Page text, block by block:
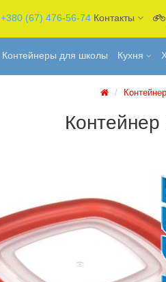
+380 (67) 476-56-74 Контакты
Контейнеры для школы Кухня